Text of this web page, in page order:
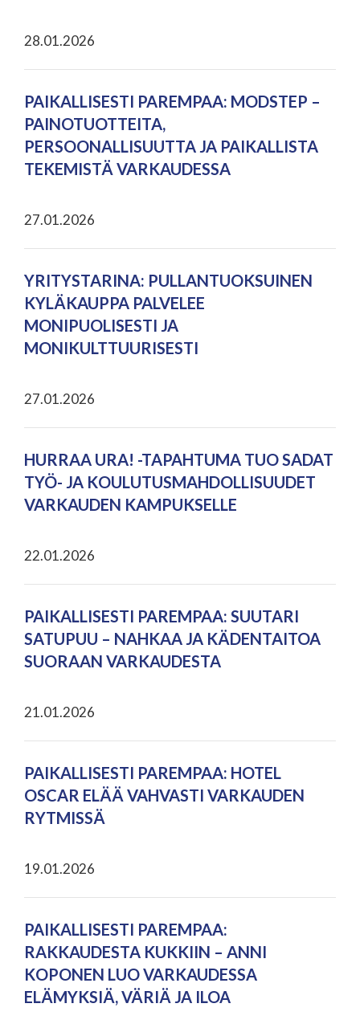
28.01.2026
PAIKALLISESTI PAREMPAA: MODSTEP –
PAINOTUOTTEITA,
PERSOONALLISUUTTA JA PAIKALLISTA
TEKEMISTÄ VARKAUDESSA
27.01.2026
YRITYSTARINA: PULLANTUOKSUINEN
KYLÄKAUPPA PALVELEE
MONIPUOLISESTI JA
MONIKULTTUURISESTI
27.01.2026
HURRAA URA! -TAPAHTUMA TUO SADAT
TYÖ- JA KOULUTUSMAHDOLLISUUDET
VARKAUDEN KAMPUKSELLE
22.01.2026
PAIKALLISESTI PAREMPAA: SUUTARI
SATUPUU – NAHKAA JA KÄDENTAITOA
SUORAAN VARKAUDESTA
21.01.2026
PAIKALLISESTI PAREMPAA: HOTEL
OSCAR ELÄÄ VAHVASTI VARKAUDEN
RYTMISSÄ
19.01.2026
PAIKALLISESTI PAREMPAA:
RAKKAUDESTA KUKKIIN – ANNI
KOPONEN LUO VARKAUDESSA
ELÄMYKSIÄ, VÄRIÄ JA ILOA